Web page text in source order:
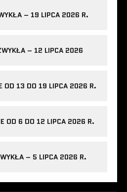
– 19 LIPCA 2026 R.
– 12 LIPCA 2026
OD 13 DO 19 LIPCA 2026 R.
OD 6 DO 12 LIPCA 2026 R.
– 5 LIPCA 2026 R.